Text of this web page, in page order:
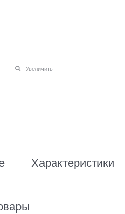
Увеличить
Характеристики